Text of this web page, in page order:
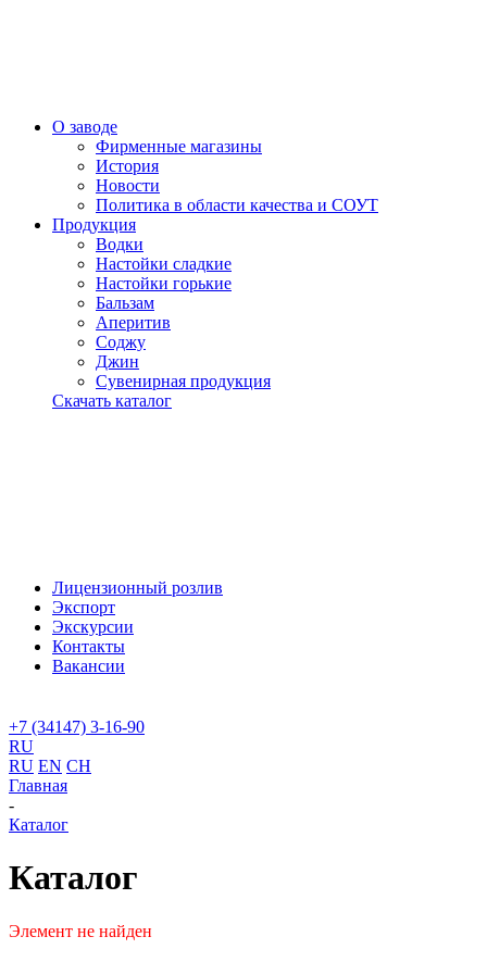
О заводе
Фирменные магазины
История
Новости
Политика в области качества и СОУТ
Продукция
Водки
Настойки сладкие
Настойки горькие
Бальзам
Аперитив
Соджу
Джин
Сувенирная продукция
Скачать каталог
Лицензионный розлив
Экспорт
Экскурсии
Контакты
Вакансии
+7 (34147) 3-16-90
RU
RU EN CH
Главная
-
Каталог
Каталог
Элемент не найден